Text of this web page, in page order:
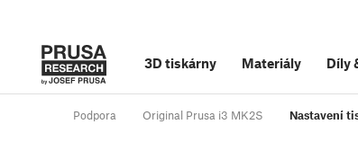
3D tiskárny Materiály Díly
Podpora Original Prusa i3 MK2S Nastavení